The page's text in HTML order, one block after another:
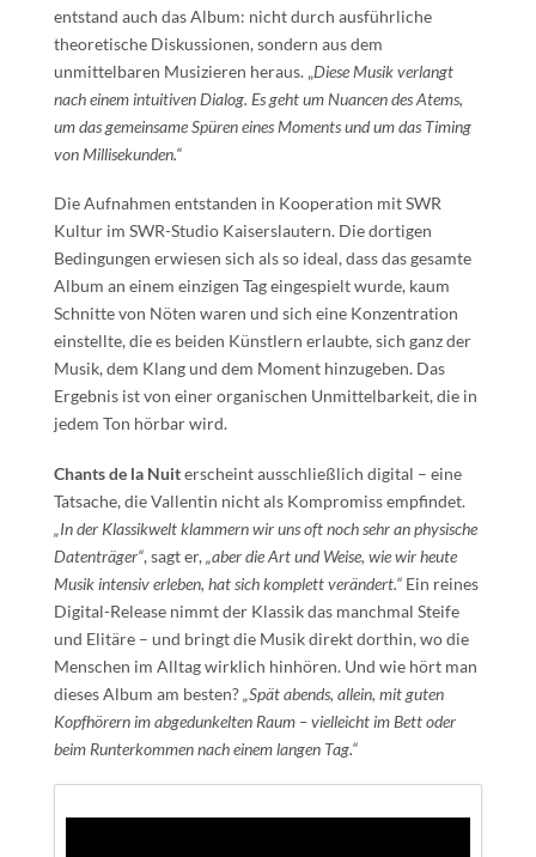
entstand auch das Album: nicht durch ausführliche
theoretische Diskussionen, sondern aus dem
unmittelbaren Musizieren heraus. „Diese Musik verlangt
nach einem intuitiven Dialog. Es geht um Nuancen des Atems,
um das gemeinsame Spüren eines Moments und um das Timing
von Millisekunden.“
Die Aufnahmen entstanden in Kooperation mit SWR
Kultur im SWR-Studio Kaiserslautern. Die dortigen
Bedingungen erwiesen sich als so ideal, dass das gesamte
Album an einem einzigen Tag eingespielt wurde, kaum
Schnitte von Nöten waren und sich eine Konzentration
einstellte, die es beiden Künstlern erlaubte, sich ganz der
Musik, dem Klang und dem Moment hinzugeben. Das
Ergebnis ist von einer organischen Unmittelbarkeit, die in
jedem Ton hörbar wird.
Chants de la Nuiterscheint ausschließlich digital – eine
Tatsache, die Vallentin nicht als Kompromiss empfindet.
„In der Klassikwelt klammern wir uns oft noch sehr an physische
Datenträger“, sagt er,„aber die Art und Weise, wie wir heute
Musik intensiv erleben, hat sich komplett verändert.“Ein reines
Digital-Release nimmt der Klassik das manchmal Steife
und Elitäre – und bringt die Musik direkt dorthin, wo die
Menschen im Alltag wirklich hinhören. Und wie hört man
dieses Album am besten?„Spät abends, allein, mit guten
Kopfhörern im abgedunkelten Raum – vielleicht im Bett oder
beim Runterkommen nach einem langen Tag.“